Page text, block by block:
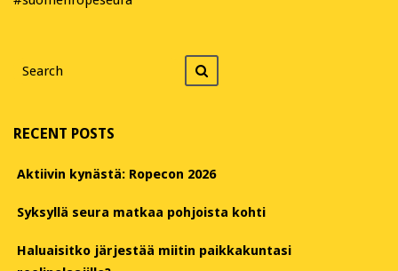
for
RECENT POSTS
Aktiivin kynästä: Ropecon 2026
Syksyllä seura matkaa pohjoista kohti
Haluaisitko järjestää miitin paikkakuntasi